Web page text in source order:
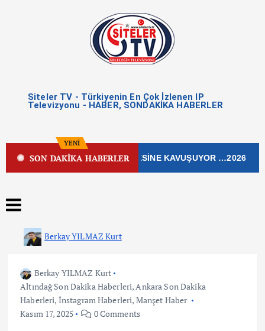
Siteler TV - Türkiyenin En Çok İzlenen IP
Televizyonu - HABER, SONDAKİKA HABERLER
YENİ
SON DAKİKA HABERLER
CADDESİ YENİ ÇEHRESİNE KAVUŞUYOR …2026
Berkay YILMAZ Kurt
Berkay YILMAZ Kurt
Altındağ Son Dakika Haberleri,Ankara Son Dakika
Haberleri, İnstagram Haberleri, Manşet Haber
Kasım 17, 2025
0 Comments